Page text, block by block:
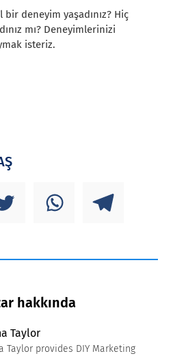
deneyim yaşadınız? Hiç
mı? Deneyimlerinizi
isteriz.
hakkında
Taylor
Taylor provides DIY Marketing